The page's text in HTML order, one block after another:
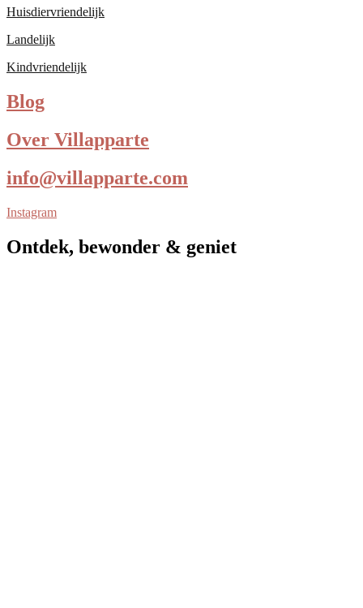
Huisdiervriendelijk
Landelijk
Kindvriendelijk
Blog
Over Villapparte
info@villapparte.com
Instagram
Ontdek, bewonder & geniet